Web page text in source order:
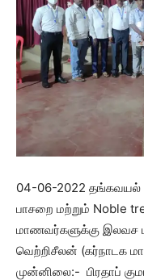
04-06-2022 தங்கவயல்
பாசறை மற்றும் Noble
மாணவர்களுக்கு இலவச
வெற்றிசீலன் (கர்நாடக
முன்னிலை:- பிரதாப்